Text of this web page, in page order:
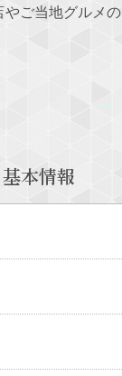
ご当地グルメ
基本情報